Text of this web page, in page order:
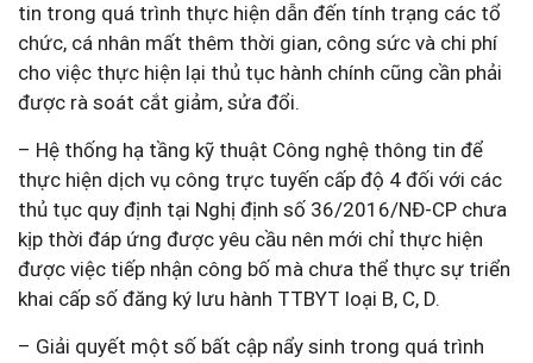
tin trong quá trình thực hiện dẫn đến tính trạng các tổ
chức, cá nhân mất thêm thời gian, công sức và chi phí
cho việc thực hiện lại thủ tục hành chính cũng cần phải
được rà soát cắt giảm, sửa đổi.
– Hệ thống hạ tầng kỹ thuật Công nghệ thông tin để
thực hiện dịch vụ công trực tuyến cấp độ 4 đối với các
thủ tục quy định tại Nghị định số 36/2016/NĐ-CP chưa
kịp thời đáp ứng được yêu cầu nên mới chỉ thực hiện
được việc tiếp nhận công bố mà chưa thể thực sự triển
khai cấp số đăng ký lưu hành TTBYT loại B, C, D.
– Giải quyết một số bất cập nẩy sinh trong quá trình